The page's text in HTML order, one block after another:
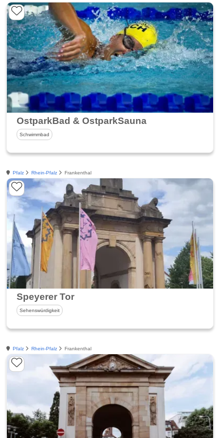
OstparkBad & OstparkSauna
Schwimmbad
Pfalz Rhein-Pfalz Frankenthal
Speyerer Tor
Sehenswürdigkeit
Pfalz Rhein-Pfalz Frankenthal